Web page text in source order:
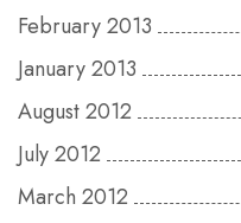
February 2013
January 2013
August 2012
July 2012
March 2012